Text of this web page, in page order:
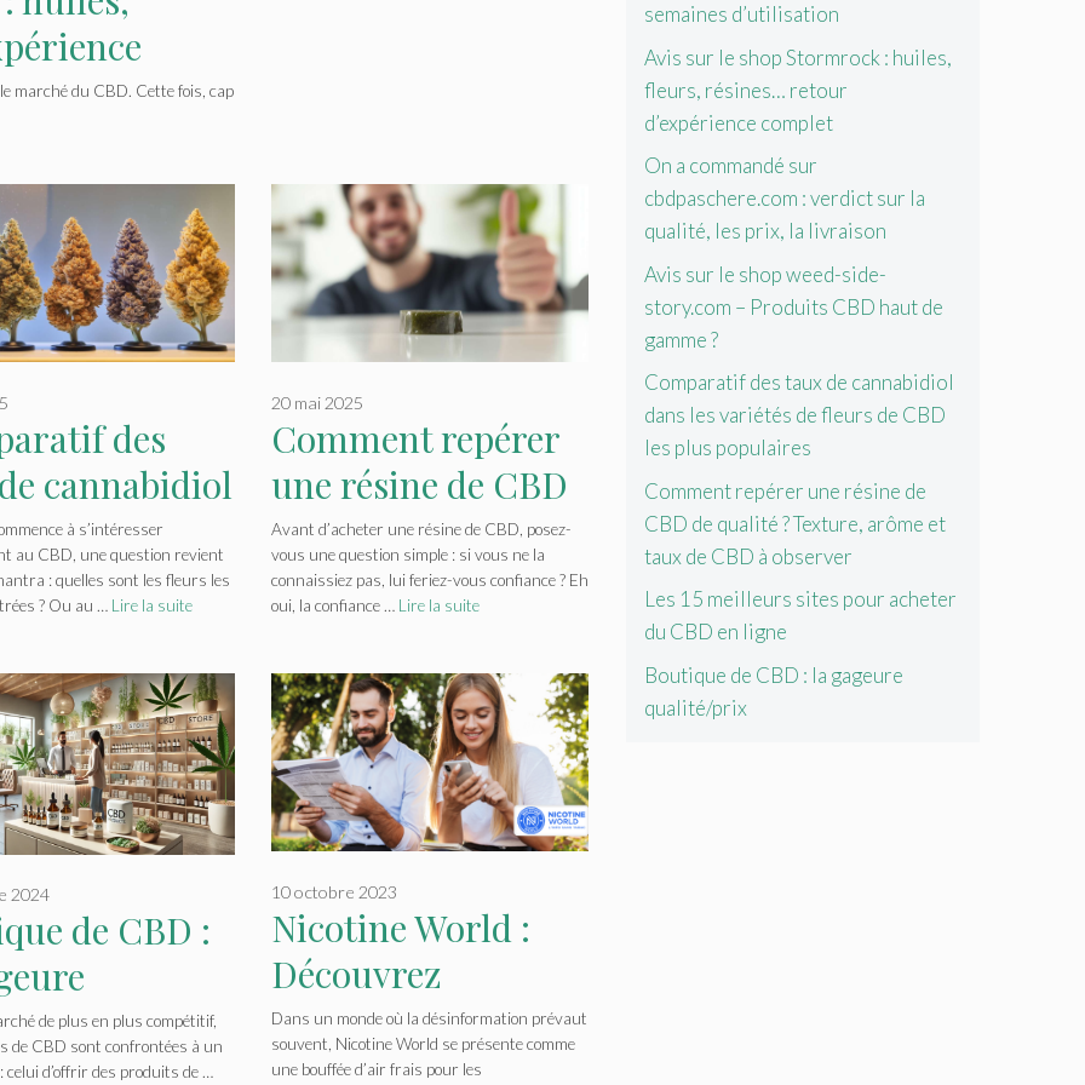
marché du CBD. Cette fois, cap
des
cannabidiol
variétés de
de CBD les
à s’intéresser
au CBD, une question revient
: quelles sont les fleurs les
? Ou au … Lire la suite
Comment repérer
une résine de CBD
de qualité ?
Texture, arôme et
taux de CBD à
observer
20 mai 2025
Avant d’acheter une résine de CBD, posez-
vous une question simple : si vous ne la
connaissiez pas, lui feriez-vous confiance ? Eh
oui, la confiance … Lire la suite
de CBD :
prix
2024
de plus en plus compétitif,
de CBD sont confrontées à un
celui d’offrir des produits de …
Nicotine World :
Découvrez
l’univers de la
nicotine à travers
10 octobre 2023
Dans un monde où la désinformation prévaut
souvent, Nicotine World se présente comme
une bouffée d’air frais pour les
semaines d’utilisation
Avis sur le shop Stormrock : huiles,
fleurs, résines… retour
d’expérience complet
On a commandé sur
cbdpaschere.com : verdict sur la
qualité, les prix, la livraison
Avis sur le shop weed-side-
story.com – Produits CBD haut de
gamme ?
Comparatif des taux de cannabidiol
dans les variétés de fleurs de CBD
les plus populaires
Comment repérer une résine de
CBD de qualité ? Texture, arôme et
taux de CBD à observer
Les 15 meilleurs sites pour acheter
du CBD en ligne
Boutique de CBD : la gageure
qualité/prix